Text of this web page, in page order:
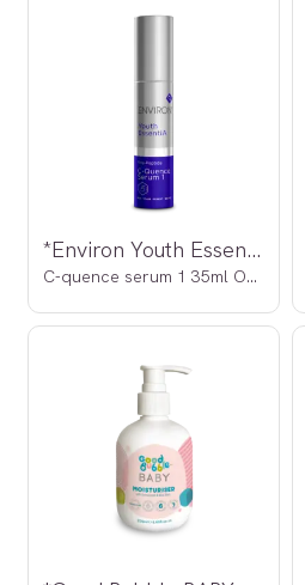
*Environ Youth EssentiA
C-quence serum 1 35ml OUTLET